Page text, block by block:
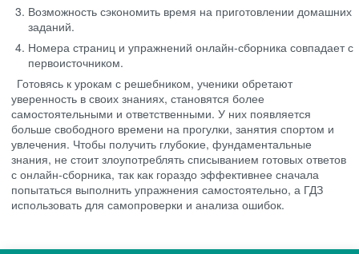
Возможность сэкономить время на приготовлении домашних
заданий.
Номера страниц и упражнений онлайн-сборника совпадает с
первоисточником.
Готовясь к урокам с решебником, ученики обретают
уверенность в своих знаниях, становятся более
самостоятельными и ответственными. У них появляется
больше свободного времени на прогулки, занятия спортом и
увлечения. Чтобы получить глубокие, фундаментальные
знания, не стоит злоупотреблять списыванием готовых ответов
с онлайн-сборника, так как гораздо эффективнее сначала
попытаться выполнить упражнения самостоятельно, а ГДЗ
использовать для самопроверки и анализа ошибок.